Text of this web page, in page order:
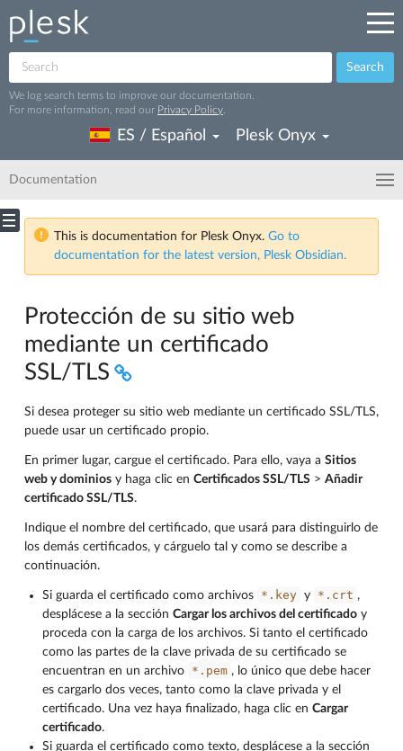
Search
We log search terms to improve our documentation.
For more information, read our Privacy Policy
ES / Español Plesk Onyx
Documentation
This is documentation for Plesk Onyx. Go to
documentation for the latest version, Plesk Obsidian.
Protección de su sitio web
mediante un certificado
SSL/TLS
Si desea proteger su sitio web mediante un certificado SSL/TLS,
puede usar un certificado propio.
En primer lugar, cargue el certificado. Para ello, vaya a Sitios
web y dominios y haga clic en Certificados SSL/TLS > Añadir
certificado SSL/TLS.
Indique el nombre del certificado, que usará para distinguirlo de
los demás certificados, y cárguelo tal y como se describe a
continuación.
Si guarda el certificado como archivos *.key y *.crt ,
desplácese a la sección Cargar los archivos del certificado y
proceda con la carga de los archivos. Si tanto el certificado
como las partes de la clave privada de su certificado se
encuentran en un archivo
*.pem , lo único que debe hacer
es cargarlo dos veces, tanto como la clave privada y el
certificado. Una vez haya finalizado, haga clic en Cargar
certificado.
Si guarda el certificado como texto, desplácese a la sección